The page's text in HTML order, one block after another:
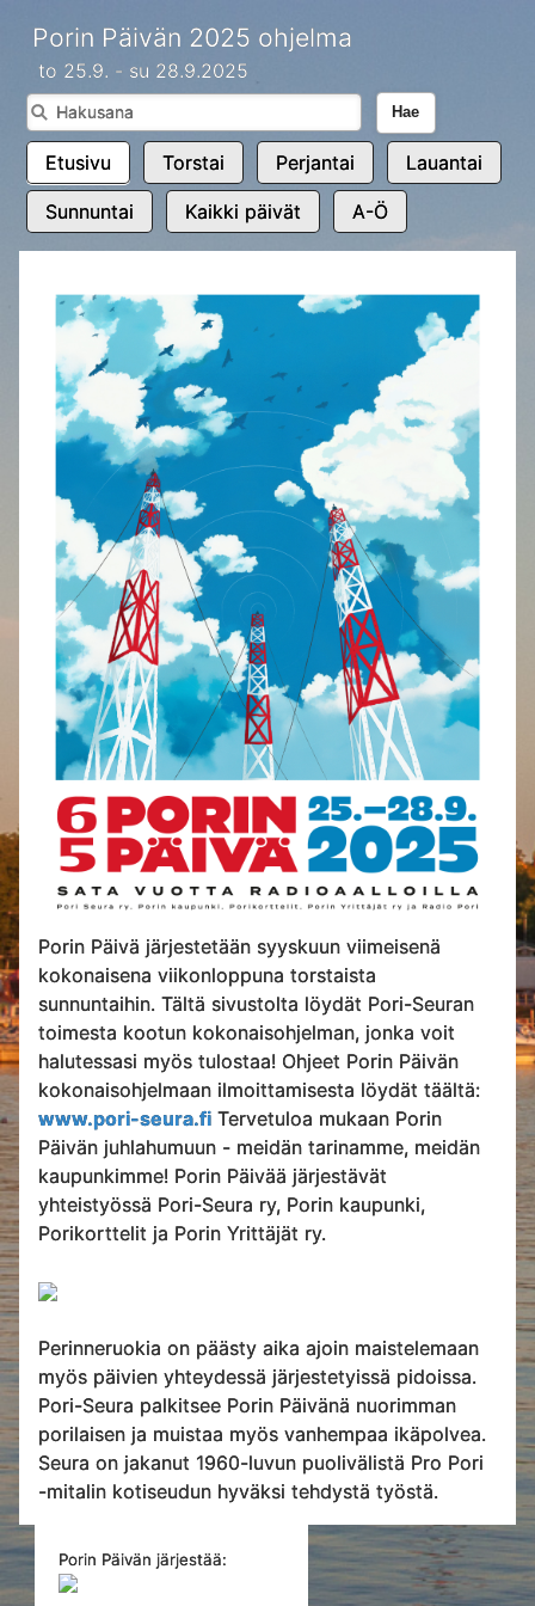
Porin Päivän 2025 ohjelma
to 25.9. - su 28.9.2025
Hae
Etusivu Torstai Perjantai Lauantai
Sunnuntai Kaikki päivät A-Ö
Porin Päivä järjestetään syyskuun viimeisenä
kokonaisena viikonloppuna torstaista
sunnuntaihin. Tältä sivustolta löydät Pori-Seuran
toimesta kootun kokonaisohjelman, jonka voit
halutessasi myös tulostaa! Ohjeet Porin Päivän
kokonaisohjelmaan ilmoittamisesta löydät täältä:
www.pori-seura.fi Tervetuloa mukaan Porin
Päivän juhlahumuun - meidän tarinamme, meidän
kaupunkimme! Porin Päivää järjestävät
yhteistyössä Pori-Seura ry, Porin kaupunki,
Porikorttelit ja Porin Yrittäjät ry.
Perinneruokia on päästy aika ajoin maistelemaan
myös päivien yhteydessä järjestetyissä pidoissa.
Pori-Seura palkitsee Porin Päivänä nuorimman
porilaisen ja muistaa myös vanhempaa ikäpolvea.
Seura on jakanut 1960-luvun puolivälistä Pro Pori
-mitalin kotiseudun hyväksi tehdystä työstä.
Porin Päivän järjestää: